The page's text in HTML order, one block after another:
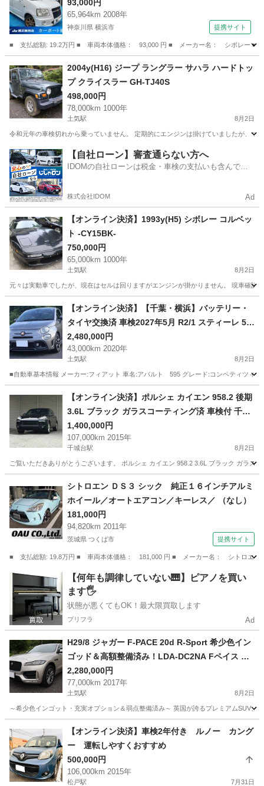
93,000円
65,964km 2008年
神奈川県 横浜市 提携サイト
■ 支払総額: 19.2万円 ■ 車両本体価格： 93,000 円 ■ メーカー名： シボレー
2004y(H16) ジープ ラングラー サハラ ハードトッ
プ クライスラー GH-TJ40S
498,000円
78,000km 1000年
土気駅 8月2日
令和元年の車検切れから乗っていません。 定期的にエンジンは掛けていましたが、
千葉 千葉市 土気駅 その他 エンジン
【自社ローン】審査通らない方へ
IDOMの自社ローンは税金・車検の支払いも含んでい
株式会社IDOM Ad
【オンライン決済】1993y(H5) シボレー コルベッ
ト -CY15BK-
750,000円
65,000km 1000年
土気駅 8月2日
元々は実動車でしたが、現在はセルは回りますがエンジンが掛かりません。 現車確
土気駅 その他
【オンライン決済】【千葉・横浜】バッテリー・
タイヤ交換済 車検2027年5月 R2/1 スティーレ 5M
T 255台限定 アバルト595 コンペティツィオーネ
走行4.3万km ABA-31214T グリジオレコード バッ
クカメラ
2,480,000円
43,000km 2020年
土気駅 8月2日
■自動車基本情報 メーカー:フィアット 車名:アバルト 595 グレード:コンペティツィ
土気駅 その他
【オンライン決済】ポルシェ カイエン 958.2 後期
3.6L ブラック ガラスコーティング済 車検付 千葉
市若葉区より
1,400,000円
107,000km 2015年
千城台駅 8月2日
ご覧いただきありがとうございます。 ポルシェ カイエン 958.2 3.6L ブラック ガラス
千城台駅 その他 カイエン
シトロエン ＤＳ３ シック 純正１６インチアルミ
ホイール／オートエアコン／キーレス／ （なし）
181,000円
94,820km 2011年
茨城県 つくば市 提携サイト
■ 支払総額: 19.8万円 ■ 車両本体価格： 181,000 円 ■ メーカー名： シトロエ
茨城 つくば市 その他
【何年も調律していない🎹】ピアノを買い
ます🖐️
状態が悪くてもOK！最大限買取します
プリフラ Ad
H29/8 ジャガー F-PACE 20d R-Sport 希少色イン
ゴッド＆高額整備済み！LDA-DC2NA Fペイス デ
ィーゼル ディプロイアブルサイドステップ
2,280,000円
77,000km 2017年
土気駅 8月2日
～希少色インゴット・充実オプション＆弱点整備済み～ 英国が誇るプレミアムSUV
土気駅 その他 車両
【オンライン決済】車検2年付き ルノー カング
ー 運転しやすくおすすめ
500,000円
106,000km 2015年
松戸駅 7月31日